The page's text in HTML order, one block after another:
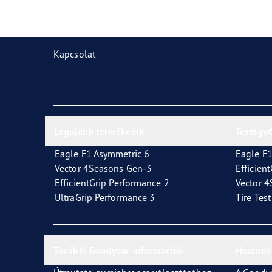
Kapcsolat
Eagle F1 Asymmetric 6
Vector 4Seasons Gen-3
EfficientGrip Performance 2
UltraGrip Performance 3
Eagle
Vector
Tire